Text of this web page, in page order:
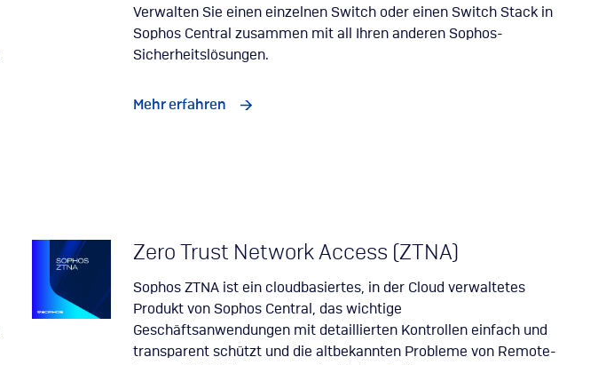
Verwalten Sie einen einzelnen Switch oder einen Switch Stack in
Sophos Central zusammen mit all Ihren anderen Sophos-
Sicherheitslösungen.
Mehr erfahren
Zero Trust Network Access (ZTNA)
Sophos ZTNA ist ein cloudbasiertes, in der Cloud verwaltetes
Produkt von Sophos Central, das wichtige
Geschäftsanwendungen mit detaillierten Kontrollen einfach und
transparent schützt und die altbekannten Probleme von Remote-